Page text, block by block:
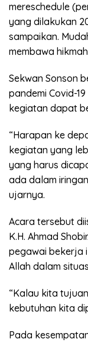
mereschedule
yang dilakukan
sampaikan.
membawa
Sekwan Sonson
pandemi Covid-
kegiatan dapat
“Harapan ke
kegiatan yang
yang harus
ada dalam
ujarnya.
Acara tersebut
K.H. Ahmad
pegawai bekerja
Allah dalam
“Kalau kita
kebutuhan kita
Pada